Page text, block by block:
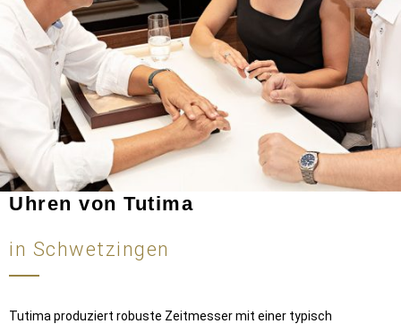
Uhren von Tutima
in Schwetzingen
Tutima produziert robuste Zeitmesser mit einer typisch